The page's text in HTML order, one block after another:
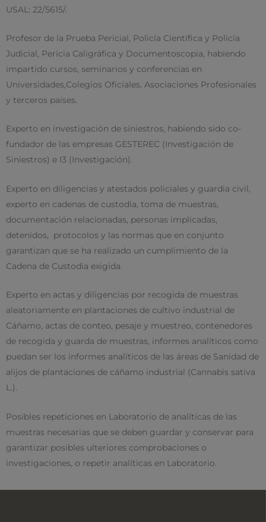
USAL: 22/5615/.
Profesor de la Prueba Pericial, Policía Científica y Policía
Judicial, Pericia Caligráfica y Documentoscopia, habiendo
impartido cursos, seminarios y conferencias en
Universidades,Colegios Oficiales, Asociaciones Profesionales
y terceros países.
Experto en investigación de siniestros, habiendo sido co-
fundador de las empresas GESTEREC (Investigación de
Siniestros) e I3 (Investigación).
Experto en diligencias y atestados policiales y guardia civil,
experto en cadenas de custodia, toma de muestras,
documentación relacionadas, personas implicadas,
detenidos, protocolos y las normas que en conjunto
garantizan que se ha realizado un cumplimiento de la
Cadena de Custodia exigida.
Experto en actas y diligencias por recogida de muestras
aleatoriamente en plantaciones de cultivo industrial de
Cáñamo, actas de conteo, pesaje y muestreo, contenedores
de recogida y guarda de muestras, informes analíticos como
puedan ser los informes analíticos de las áreas de Sanidad de
alijos de plantaciones de cáñamo industrial (Cannabis sativa
L.).
Posibles repeticiones en Laboratorio de analíticas de las
muestras necesarias que se deben guardar y conservar para
garantizar posibles ulteriores comprobaciones o
investigaciones, o repetir analíticas en Laboratorio.